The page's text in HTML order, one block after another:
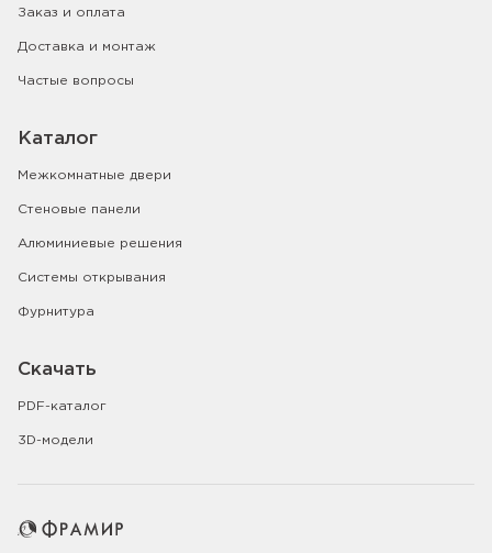
Заказ и оплата
Доставка и монтаж
Частые вопросы
Каталог
Межкомнатные двери
Стеновые панели
Алюминиевые решения
Системы открывания
Фурнитура
Скачать
PDF-каталог
3D-модели